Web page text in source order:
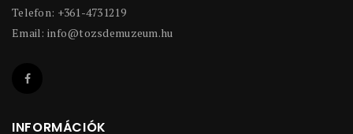
Telefon: +361-4731219
Email: info@tozsdemuzeum.hu
INFORMÁCIÓK